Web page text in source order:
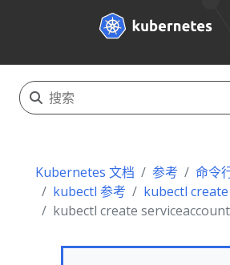
Kubernetes 文档 参考
命令
kubectl 参考
kubectl create
kubectl create serviceaccount